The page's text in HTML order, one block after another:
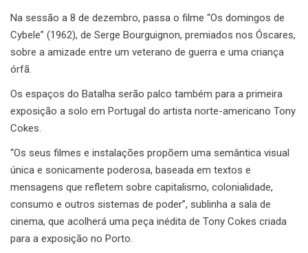
Na sessão a 8 de dezembro, passa o filme “Os domingos de
Cybele” (1962), de Serge Bourguignon, premiados nos Óscares,
sobre a amizade entre um veterano de guerra e uma criança
órfã.
Os espaços do Batalha serão palco também para a primeira
exposição a solo em Portugal do artista norte-americano Tony
Cokes.
“Os seus filmes e instalações propõem uma semântica visual
única e sonicamente poderosa, baseada em textos e
mensagens que refletem sobre capitalismo, colonialidade,
consumo e outros sistemas de poder”, sublinha a sala de
cinema, que acolherá uma peça inédita de Tony Cokes criada
para a exposição no Porto.